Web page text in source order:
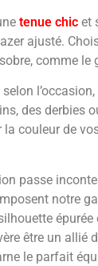
tenue chic et
ajusté.
comme le
selon
des derbies
la couleur de
passe
notre
épurée
être un allié
le parfait